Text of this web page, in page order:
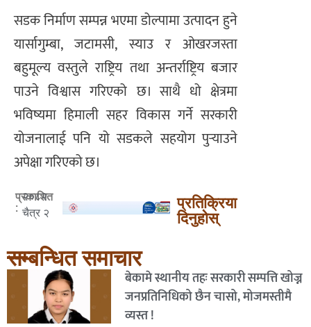
सडक निर्माण सम्पन्न भएमा डोल्पामा उत्पादन हुने
यार्सागुम्बा, जटामसी, स्याउ र ओखरजस्ता
बहुमूल्य वस्तुले राष्ट्रिय तथा अन्तर्राष्ट्रिय बजार
पाउने विश्वास गरिएको छ। साथै धो क्षेत्रमा
भविष्यमा हिमाली सहर विकास गर्ने सरकारी
योजनालाई पनि यो सडकले सहयोग पुर्‍याउने
अपेक्षा गरिएको छ।
प्रकाशित
:
२०८२
चैत्र २
प्रतिक्रिया
दिनुहोस्
सम्बन्धित समाचार
बेकामे स्थानीय तहः सरकारी सम्पत्ति खोज्न
जनप्रतिनिधिको छैन चासो, मोजमस्तीमै
व्यस्त !